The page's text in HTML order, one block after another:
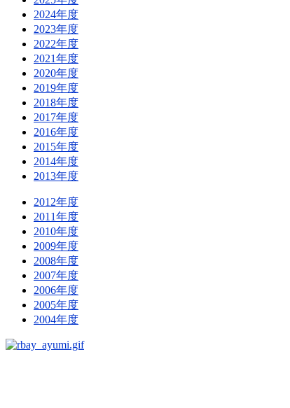
2024年度
2023年度
2022年度
2021年度
2020年度
2019年度
2018年度
2017年度
2016年度
2015年度
2014年度
2013年度
2012年度
2011年度
2010年度
2009年度
2008年度
2007年度
2006年度
2005年度
2004年度